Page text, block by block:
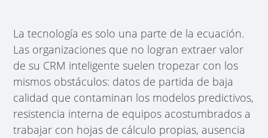
La tecnología es solo una parte de la ecuación.
Las organizaciones que no logran extraer valor
de su CRM inteligente suelen tropezar con los
mismos obstáculos: datos de partida de baja
calidad que contaminan los modelos predictivos,
resistencia interna de equipos acostumbrados a
trabajar con hojas de cálculo propias, ausencia